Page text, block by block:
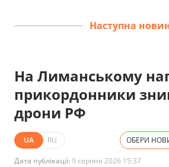
Наступна
На Лиманському
прикордонники
дрони РФ
UA RU ОБЕРИ
Дата публікації:9 серпня 2026 15:37